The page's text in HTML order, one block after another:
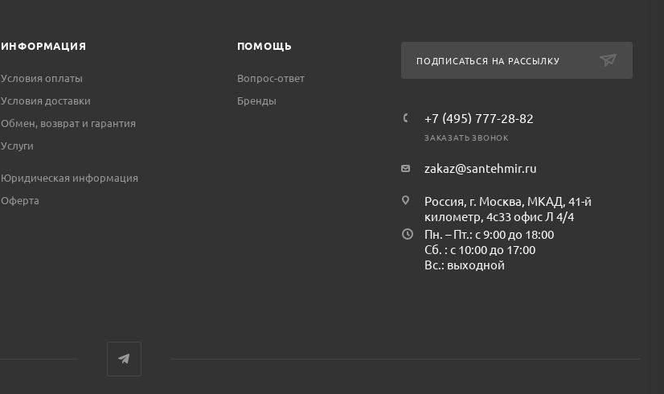
ИНФОРМАЦИЯ
Условия оплаты
Условия доставки
Обмен, возврат и гарантия
Услуги
Юридическая информация
Оферта
ПОМОЩЬ
Вопрос-ответ
Бренды
ПОДПИСАТЬСЯ НА РАССЫЛКУ
+7 (495) 777-28-82
ЗАКАЗАТЬ ЗВОНОК
zakaz@santehmir.ru
Россия, г. Москва, МКАД, 41-й
километр, 4с33 офис Л 4/4
Пн. – Пт.: с 9:00 до 18:00
Сб. : с 10:00 до 17:00
Вс.: выходной